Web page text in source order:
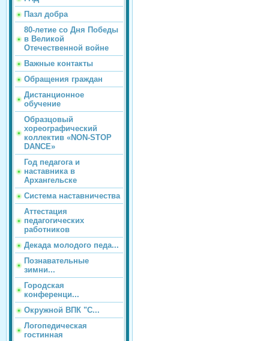
Пазл добра
80-летие со Дня Победы
в Великой
Отечественной войне
Важные контакты
Обращения граждан
Дистанционное
обучение
Образцовый
хореографический
коллектив «NON-STOP
DANCE»
Год педагога и
наставника в
Архангельске
Система наставничества
Аттестация
педагогических
работников
Декада молодого педа...
Познавательные
зимни...
Городская
конференци...
Окружной ВПК "С...
Логопедическая
гостинная